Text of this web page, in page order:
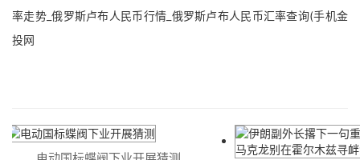
率走势_俄罗斯卢布人民币行情_俄罗斯卢布人民币汇率查询(手机金
投网